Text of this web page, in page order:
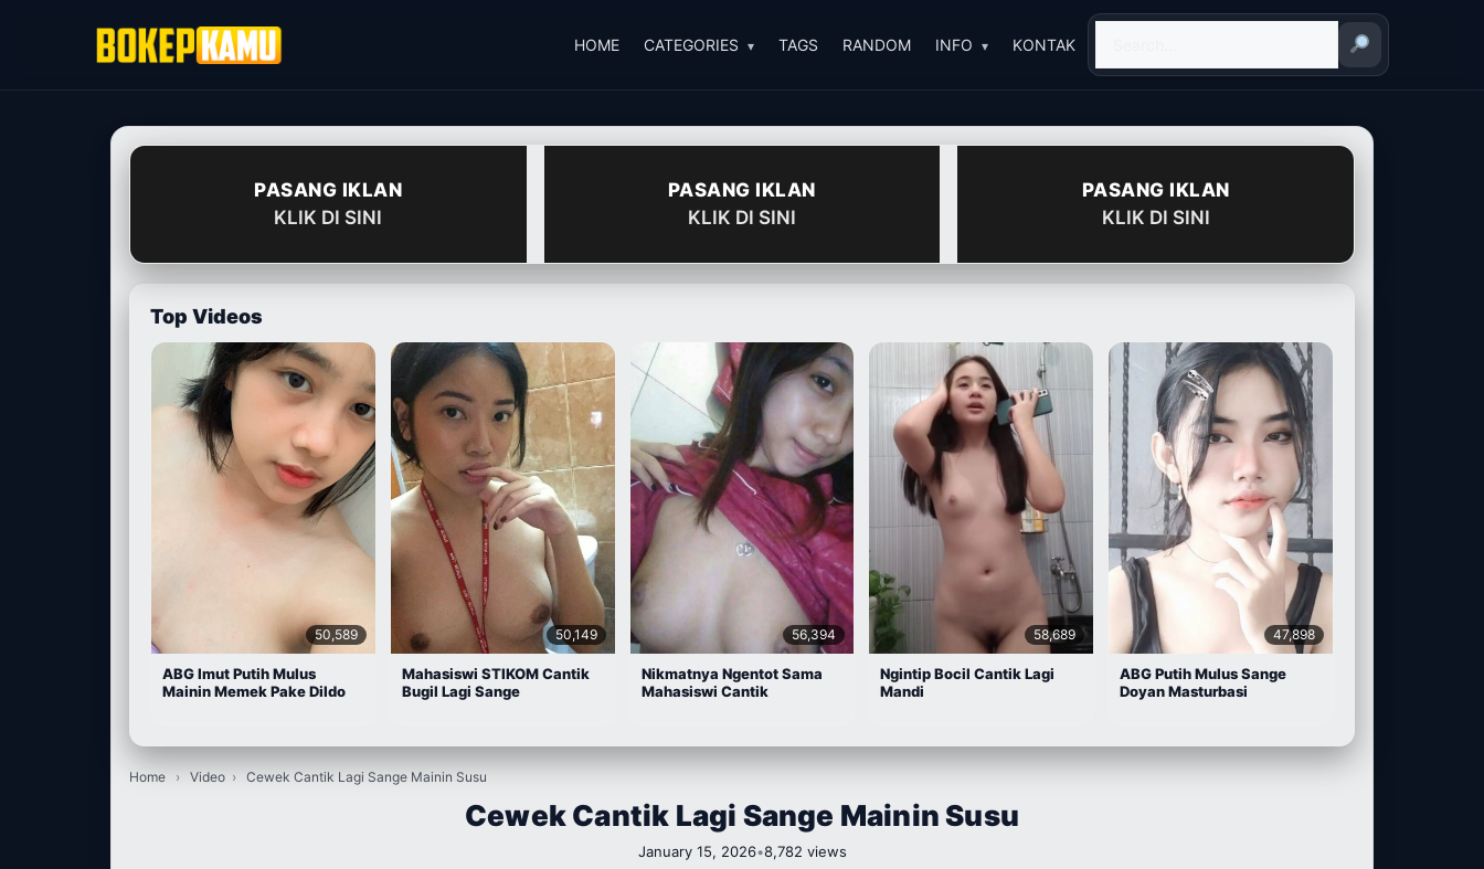
HOME CATEGORIES TAGS RANDOM INFO KONTAK
PASANG IKLAN
KLIK DI SINI
PASANG IKLAN
KLIK DI SINI
PASANG IKLAN
KLIK DI SINI
Top Videos
50,589
ABG Imut Putih Mulus
Mainin Memek Pake Dildo
50,149
Mahasiswi STIKOM Cantik
Bugil Lagi Sange
56,394
Nikmatnya Ngentot Sama
Mahasiswi Cantik
58,689
Ngintip Bocil Cantik Lagi
Mandi
47,898
ABG Putih Mulus Sange
Doyan Masturbasi
Home › Video › Cewek Cantik Lagi Sange Mainin Susu
Cewek Cantik Lagi Sange Mainin Susu
January 15, 2026•8,782 views